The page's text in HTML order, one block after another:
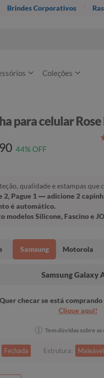
Brindes Corporativos
Coleções
para celular
44% OFF
qualidade e estampas que
2, Pague 1 — adicione 2
é automático.
modelos Silicone, Fascino e
Samsung Motorola
Samsung Galaxy
Quer checar se está
Clique aqui!
i Tem dúvidas sobre as
Fechada Estrutura: Maleável